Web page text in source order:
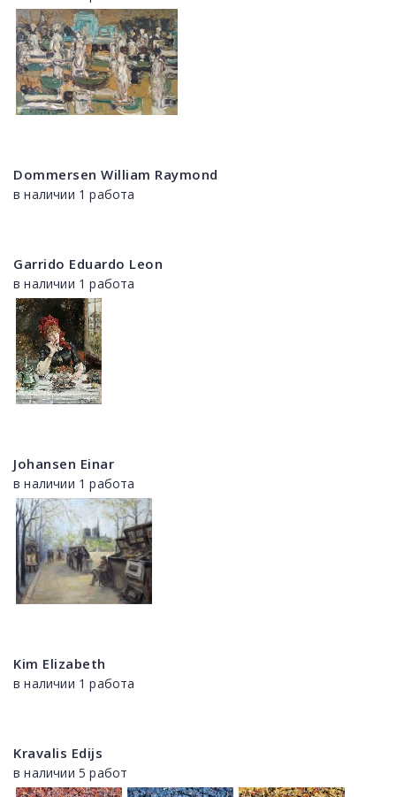
Dommersen William Raymond
в наличии 1 работа
Garrido Eduardo Leon
в наличии 1 работа
Johansen Einar
в наличии 1 работа
Kim Elizabeth
в наличии 1 работа
Kravalis Edijs
в наличии 5 работ